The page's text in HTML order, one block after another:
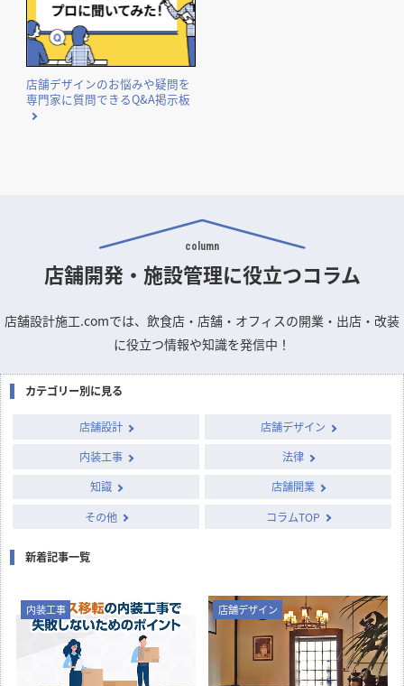
店舗デザインのお悩みや疑問を
専門家に質問できるQ&A掲示板
column
店舗開発・施設管理に役立つコラム
店舗設計施工.comでは、飲食店・店舗・オフィスの開業・出店・改装
に役立つ情報や知識を発信中！
カテゴリー別に見る
店舗設計
店舗デザイン
内装工事
法律
知識
店舗開業
その他
コラムTOP
新着記事一覧
内装工事 店舗デザイン